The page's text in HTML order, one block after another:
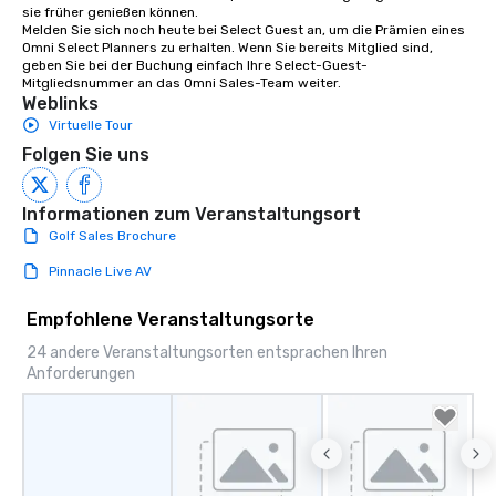
to engage the person to the left and
right of you. Because our tours take
place at multiple restaurants, with
walking in between, there are
down at each venue and as you
traverse along the way. Our
experiences not only provide more
ways to network, but a more convivial
Lip Smacking Foodie Tours is ideal for
experiences can accommodate
groups from as few as 1 to as many
as 500 guests, making us an ideal
choice for any corporate group event.
a tour is stress-free and allows you to
enjoy the company of your guests
more easily. You’ll take comfort
sie früher genießen können.
Melden Sie sich noch heute bei Select Guest an, um die Prämien eines
Omni Select Planners zu erhalten. Wenn Sie bereits Mitglied sind,
geben Sie bei der Buchung einfach Ihre Select-Guest-
Mitgliedsnummer an das Omni Sales-Team weiter.
Weblinks
Virtuelle Tour
Folgen Sie uns
Informationen zum Veranstaltungsort
Golf Sales Brochure
Pinnacle Live AV
Empfohlene Veranstaltungsorte
24 andere Veranstaltungsorten entsprachen Ihren
Anforderungen